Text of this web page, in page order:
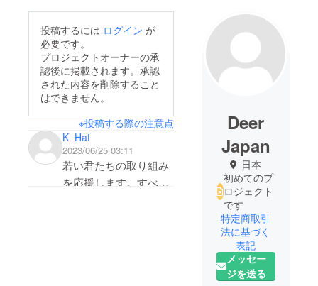
投稿するには ログイン が
必要です。
プロジェクトオーナーの承
認後に掲載されます。承認
された内容を削除すること
はできません。
※投稿する際の注意点
K_Hat
2023/06/25 03:11
若い君たちの取り組み
を応援します。すべて
Deer
Japan
日本
初めてのプ
ロジェクト
です
特定商取引
法に基づく
表記
メッセー
ジを送る